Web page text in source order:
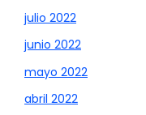
julio 2022
junio 2022
mayo 2022
abril 2022